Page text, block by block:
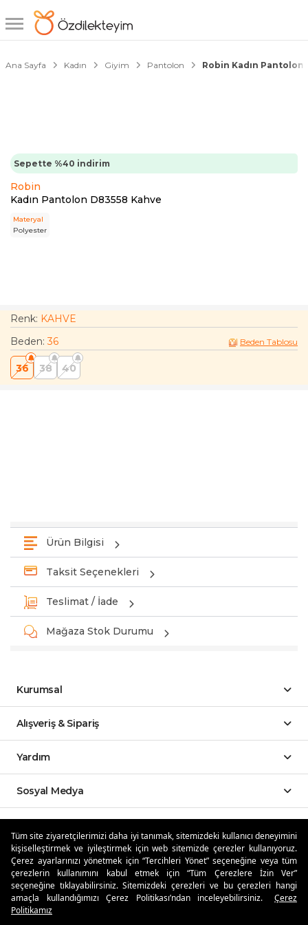
Tüm site ziyaretçilerimizi daha iyi tanımak, sitemizdeki kullanıcı deneyimini
kişiselleştirmek ve iyileştirmek için web sitemizde çerezler kullanıyoruz.
Çerez ayarlarınızı yönetmek için “Tercihleri Yönet” seçeneğine veya tüm
çerezlerin kullanımını kabul etmek için “Tüm Çerezlere İzin Ver”
seçeneğine tıklayabilirsiniz. Sitemizdeki çerezleri ve bu çerezleri hangi
amaçla kullandığımızı Çerez Politikası’ndan inceleyebilirsiniz.
Çerez
Politikamız
Ana Sayfa Kadın Giyim Pantolon Robin Kadın Pantolon
Sepette %40 indirim
Robin
Kadın Pantolon D83558 Kahve
Materyal
Polyester
1/3
Renk: KAHVE
Beden:36 Beden Tablosu
36 38 40
Ürün Bilgisi
Taksit Seçenekleri
Teslimat / İade
Mağaza Stok Durumu
Kurumsal
Alışveriş & Sipariş
Yardım
Sosyal Medya
Özdilekteyim'de Taksit Avantajları
Güvenli Alışveriş